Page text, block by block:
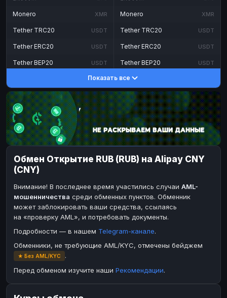
Monero XMR
Tether TRC20 USDT
Tether ERC20 USDT
Tether BEP20 USDT
DASH
Toncoin TON
Dogecoin DOGE
TRX TRON
Bitcoin Cash BCH
BinanceCoin BEP20
Ether Classic
SOL
Ripple XRP
Monero XMR
Tether TRC20 USDT
Tether ERC20 USDT
Tether BEP20 USDT
DASH
Toncoin TON
Dogecoin DOGE
TRX TRON
Bitcoin Cash BCH
BinanceCoin BEP20
Ripple
Paxum USD
Perfect Money
Payoneer USD
Paxum
Payoneer
Показать все
Обмен Открытие RUB (RUB) на Alipay CNY
(CNY)
Внимание! В последнее время участились случаи AML-
мошенничества среди обменных пунктов. Обменник
может заблокировать ваши средства, ссылаясь
на «проверку AML», и потребовать документы.
Подробности — в нашем Telegram-канале.
Обменники, не требующие AML/KYC, отмечены бейджем
★ Без AML/KYC
.
Перед обменом изучите наши Рекомендации.